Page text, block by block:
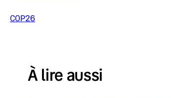
COP26
À lire aussi